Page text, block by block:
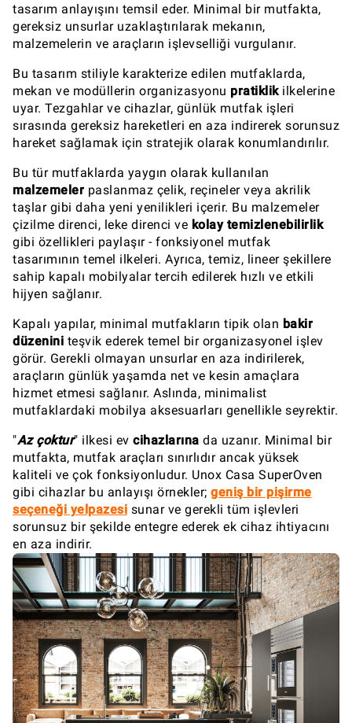
tasarım anlayışını temsil eder. Minimal bir mutfakta,
gereksiz unsurlar uzaklaştırılarak mekanın,
malzemelerin ve araçların işlevselliği vurgulanır.
Bu tasarım stiliyle karakterize edilen mutfaklarda,
mekan ve modüllerin organizasyonu pratiklikilkelerine
uyar. Tezgahlar ve cihazlar, günlük mutfak işleri
sırasında gereksiz hareketleri en aza indirerek sorunsuz
hareket sağlamak için stratejik olarak konumlandırılır.
Bu tür mutfaklarda yaygın olarak kullanılan
malzemeler paslanmaz çelik, reçineler veya akrilik
taşlar gibi daha yeni yenilikleri içerir. Bu malzemeler
çizilme direnci, leke direnci ve kolay temizlenebilirlik
gibi özellikleri paylaşır - fonksiyonel mutfak
tasarımının temel ilkeleri. Ayrıca, temiz, lineer şekillere
sahip kapalı mobilyalar tercih edilerek hızlı ve etkili
hijyen sağlanır.
Kapalı yapılar, minimal mutfakların tipik olan bakir
düzenini teşvik ederek temel bir organizasyonel işlev
görür. Gerekli olmayan unsurlar en aza indirilerek,
araçların günlük yaşamda net ve kesin amaçlara
hizmet etmesi sağlanır. Aslında, minimalist
mutfaklardaki mobilya aksesuarları genellikle seyrektir.
"Az çoktur" ilkesi ev cihazlarına da uzanır. Minimal bir
mutfakta, mutfak araçları sınırlıdır ancak yüksek
kaliteli ve çok fonksiyonludur. Unox Casa SuperOven
gibi cihazlar bu anlayışı örnekler; geniş bir pişirme
seçeneği yelpazesi sunar ve gerekli tüm işlevleri
sorunsuz bir şekilde entegre ederek ek cihaz ihtiyacını
en aza indirir.